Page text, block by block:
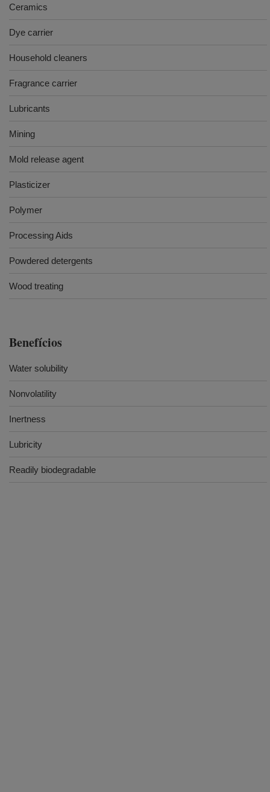
Ceramics
Dye carrier
Household cleaners
Fragrance carrier
Lubricants
Mining
Mold release agent
Plasticizer
Polymer
Processing Aids
Powdered detergents
Wood treating
Benefícios
Water solubility
Nonvolatility
Inertness
Lubricity
Readily biodegradable